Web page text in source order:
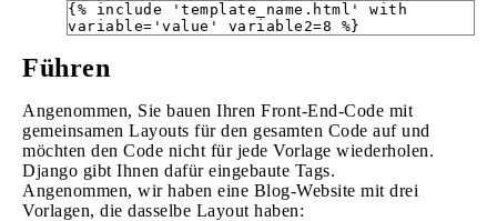
{% include 'template_name.html' with
variable='value' variable2=8 %}
Führen
Angenommen, Sie bauen Ihren Front-End-Code mit
gemeinsamen Layouts für den gesamten Code auf und
möchten den Code nicht für jede Vorlage wiederholen.
Django gibt Ihnen dafür eingebaute Tags.
Angenommen, wir haben eine Blog-Website mit drei
Vorlagen, die dasselbe Layout haben: